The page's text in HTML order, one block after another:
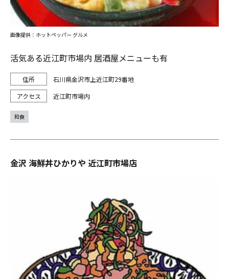
活気ある近江町市場内 居酒屋メニューも有
石川県金沢市上近江町29番地
近江町市場内
画像提供：ホットペッパー グルメ
和食
金沢 海鮮丼ひかりや 近江町市場店